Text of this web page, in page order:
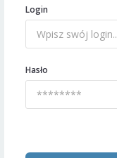
Login
Hasło